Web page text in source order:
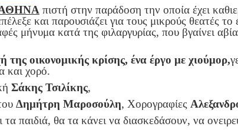
πιστή στην παράδοση την οποία έχει
και παρουσιάζει για τους μικρούς θεατές το
μήνυμα κατά της φιλαργυρίας, που βγαίνει
της οικονομικής κρίσης, ένα έργο με χιούμορ,
και χορό.
Σάκης Τσιλίκης,
Δημήτρη Μαροσούλη, Χορογραφίες
παιδιά, θα τα κάνει να διασκεδάσουν, να